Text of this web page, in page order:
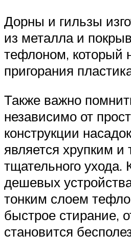
Дорны и гильзы
из металла и
тефлоном, который
пригорания
Также важно
независимо от
конструкции
является хрупким и
тщательного ухода.
дешевых
тонким слоем
быстрое стирание,
становится